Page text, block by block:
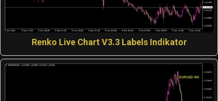
Renko Live Chart V3.3 Labels Indikator